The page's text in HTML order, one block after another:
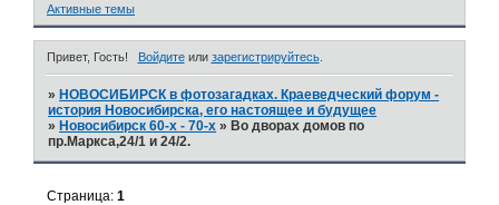
Активные темы
Привет, Гость! Войдитеили зарегистрируйтесь.
» НОВОСИБИРСК в фотозагадках. Краеведческий форум -
история Новосибирска, его настоящее и будущее
» Новосибирск 60-х - 70-х » Во дворах домов по
пр.Маркса,24/1 и 24/2.
Страница:1